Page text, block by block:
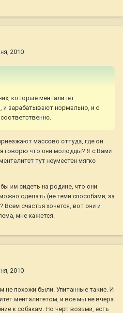
2010
которые менталитет
и зарабатывают нормально, и с
массово оттуда, где он
говорю что они молодцы? Я с Вами
тут неуместен мягко
им сидеть на родине, что они
сделать (не теми способами, за
счастья хочется, вот они и
мне кажется.
2010
не похожи были. Упитанные такие. И
менталитетом, и все мы не вчера
к собакам. Но черт возьми, есть